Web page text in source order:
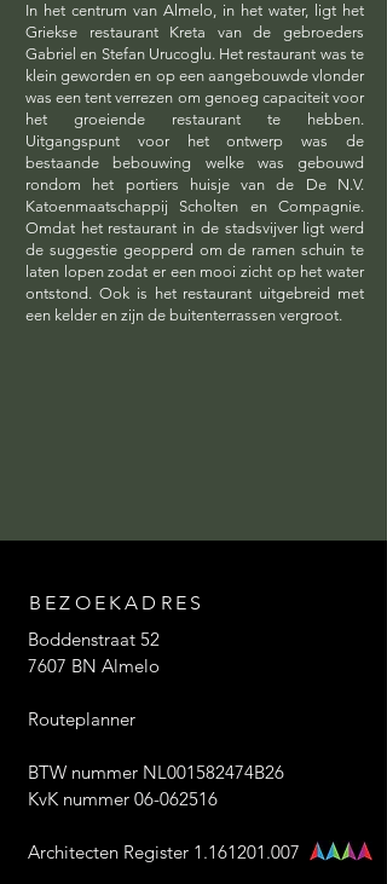
In het centrum van Almelo, in het water, ligt het
Griekse restaurant Kreta van de gebroeders
Gabriel en Stefan Urucoglu. Het restaurant was te
klein geworden en op een aangebouwde vlonder
was een tent verrezen om genoeg capaciteit voor
het groeiende restaurant te hebben.
Uitgangspunt voor het ontwerp was de
bestaande bebouwing welke was gebouwd
rondom het portiers huisje van de De N.V.
Katoenmaatschappij Scholten en Compagnie.
Omdat het restaurant in de stadsvijver ligt werd
de suggestie geopperd om de ramen schuin te
laten lopen zodat er een mooi zicht op het water
ontstond. Ook is het restaurant uitgebreid met
een kelder en zijn de buitenterrassen vergroot.
BEZOEKADRES
Boddenstraat 52
7607 BN Almelo
Routeplanner
BTW nummer NL001582474B26
KvK nummer 06-062516
Architecten Register 1.161201.007